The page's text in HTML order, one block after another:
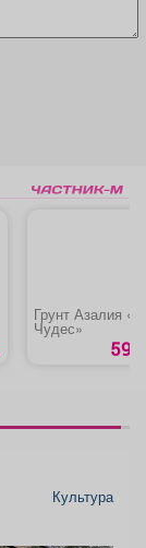
Грунт Азалия
Чудес»
59
Культура